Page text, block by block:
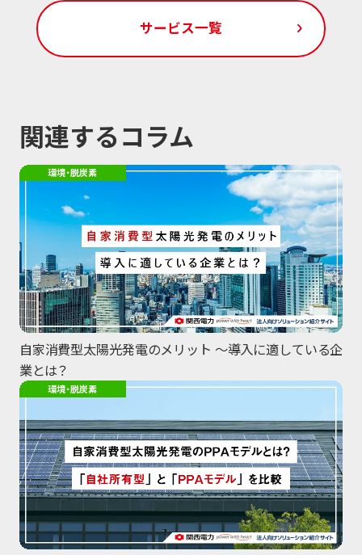
サービス一覧
関連するコラム
環境・脱炭素
自家消費型太陽光発電のメリット 〜導入に適している企
業とは？
環境・脱炭素